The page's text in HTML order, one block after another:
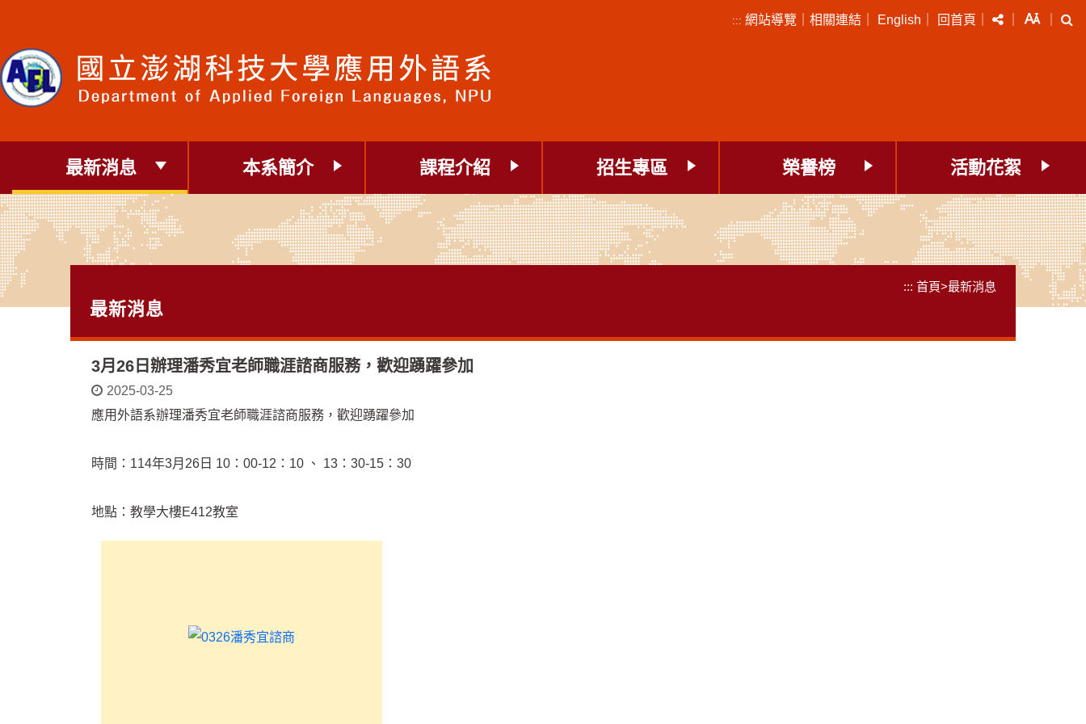
要
內
容
塊
::: 網站導覽 相關連結 English 回首頁 分享 字級
最新消息 本系簡介 課程介紹 招生專區 榮譽榜 活動花絮
::: 首頁>最新消息
最新消息
3月26日辦理潘秀宜老師職涯諮商服務，歡迎踴躍參加
2025-03-25
應用外語系辦理潘秀宜老師職涯諮商服務，歡迎踴躍參加
時間：114年3月26日 10：00-12：10 、 13：30-15：30
地點：教學大樓E412教室